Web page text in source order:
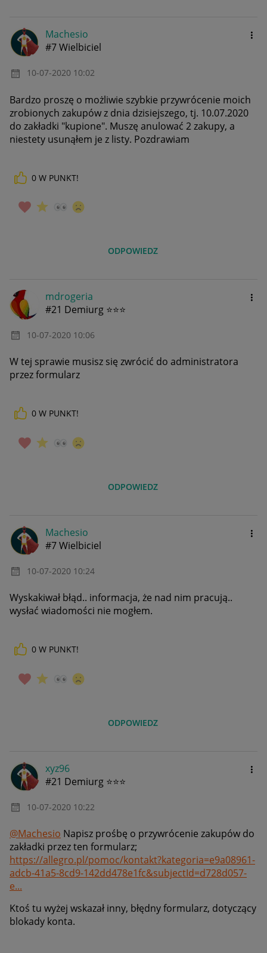
Machesio
#7 Wielbiciel
‎10-07-2020 10:02
Bardzo proszę o możliwie szybkie przywrócenie moich
zrobionych zakupów z dnia dzisiejszego, tj. 10.07.2020
do zakładki "kupione". Muszę anulować 2 zakupy, a
niestety usunąłem je z listy. Pozdrawiam
0 W PUNKT!
ODPOWIEDZ
mdrogeria
#21 Demiurg ⭐⭐⭐
‎10-07-2020 10:06
W tej sprawie musisz się zwrócić do administratora
przez formularz
0 W PUNKT!
ODPOWIEDZ
Machesio
#7 Wielbiciel
‎10-07-2020 10:24
Wyskakiwał błąd.. informacja, że nad nim pracują..
wysłać wiadomości nie mogłem.
0 W PUNKT!
ODPOWIEDZ
xyz96
#21 Demiurg ⭐⭐⭐
‎10-07-2020 10:22
@Machesio Napisz prośbę o przywrócenie zakupów do
zakładki przez ten formularz;
https://allegro.pl/pomoc/kontakt?kategoria=e9a08961-
adcb-41a5-8cd9-142dd478e1fc&subjectId=d728d057-
e...
Ktoś tu wyżej wskazał inny, błędny formularz, dotyczący
blokady konta.